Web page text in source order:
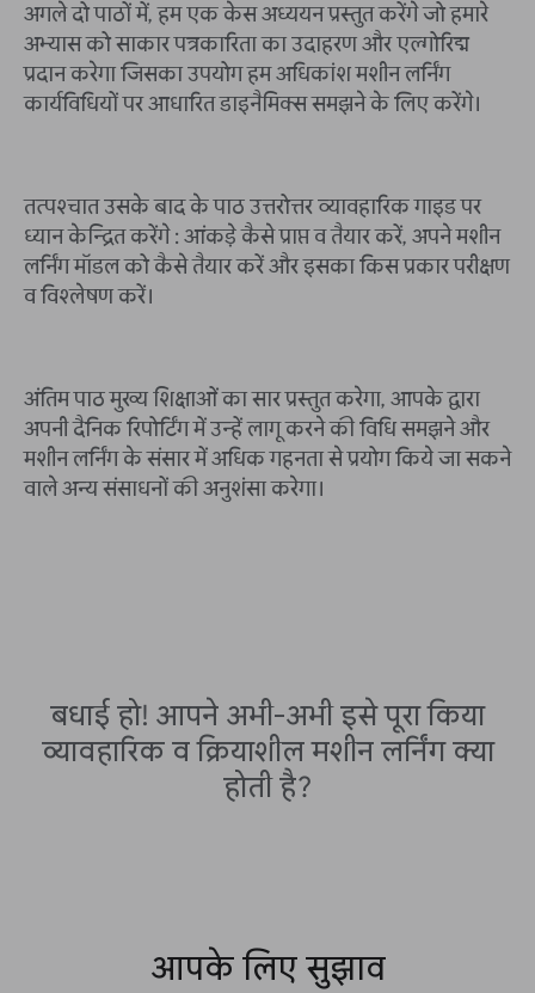
अगले दो पाठों में, हम एक केस अध्ययन प्रस्तुत करेंगे जो हमारे
अभ्यास को साकार पत्रकारिता का उदाहरण और एल्गोरिद्म
प्रदान करेगा जिसका उपयोग हम अधिकांश मशीन लर्निंग
कार्यविधियों पर आधारित डाइनैमिक्स समझने के लिए करेंगे।
तत्पश्चात उसके बाद के पाठ उत्तरोत्तर व्यावहारिक गाइड पर
ध्यान केन्द्रित करेंगे : आंकड़े कैसे प्राप्त व तैयार करें, अपने मशीन
लर्निंग मॉडल को कैसे तैयार करें और इसका किस प्रकार परीक्षण
व विश्लेषण करें।
अंतिम पाठ मुख्य शिक्षाओं का सार प्रस्तुत करेगा, आपके द्वारा
अपनी दैनिक रिपोर्टिंग में उन्हें लागू करने की विधि समझने और
मशीन लर्निंग के संसार में अधिक गहनता से प्रयोग किये जा सकने
वाले अन्य संसाधनों की अनुशंसा करेगा।
बधाई हो! आपने अभी-अभी इसे पूरा किया
व्यावहारिक व क्रियाशील मशीन लर्निंग क्या
होती है?
आपके लिए सुझाव